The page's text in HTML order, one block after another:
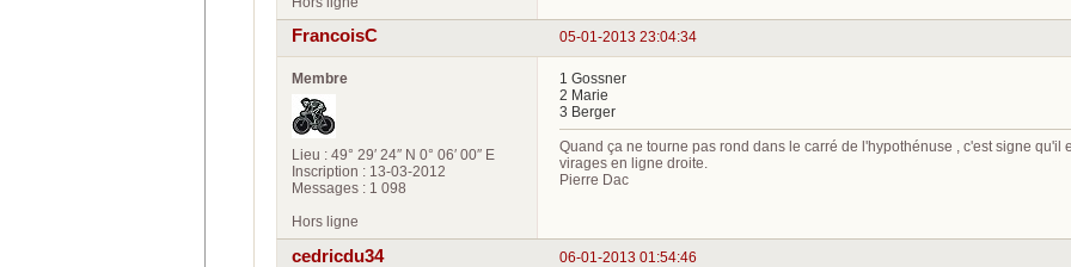
05-01-2013 23:04:34
FrancoisC
Membre
Lieu : 49° 29′ 24″ N 0° 06′ 00″ E
Inscription : 13-03-2012
Messages : 1 098
1 Gossner
2 Marie
3 Berger
Quand ça ne tourne pas rond dans le carré de l'hypothénuse , c'est signe qu'il
virages en ligne droite.
Pierre Dac
Hors ligne
06-01-2013 01:54:46
cedricdu34